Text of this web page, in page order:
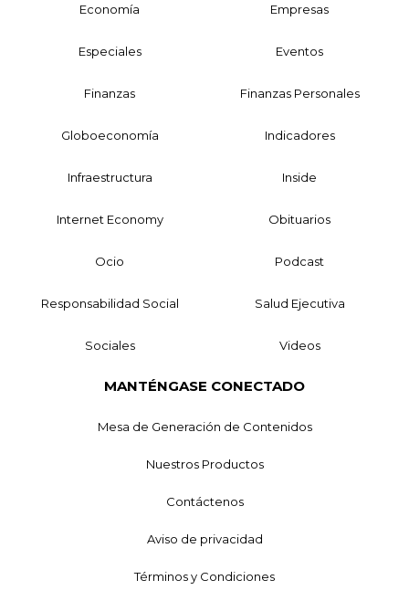
Economía Empresas
Especiales Eventos
Finanzas Finanzas Personales
Globoeconomía Indicadores
Infraestructura Inside
Internet Economy Obituarios
Ocio Podcast
Responsabilidad Social Salud Ejecutiva
Sociales Videos
MANTÉNGASE CONECTADO
Mesa de Generación de Contenidos
Nuestros Productos
Contáctenos
Aviso de privacidad
Términos y Condiciones